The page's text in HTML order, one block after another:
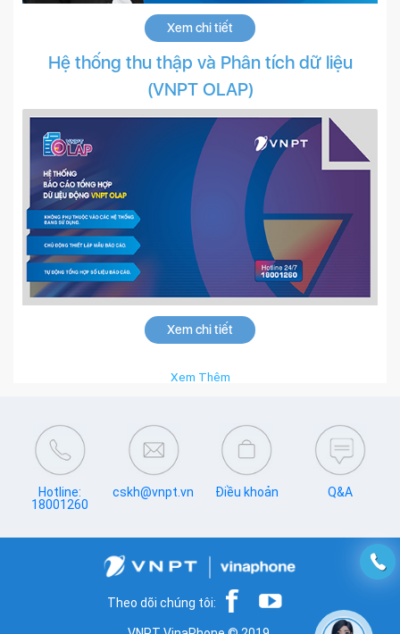
Xem chi tiết
Hệ thống thu thập và Phân tích dữ liệu
(VNPT OLAP)
Xem chi tiết
Xem Thêm
Hotline:
18001260
cskh@vnpt.vn Điều khoản Q&A
Theo dõi chúng tôi: